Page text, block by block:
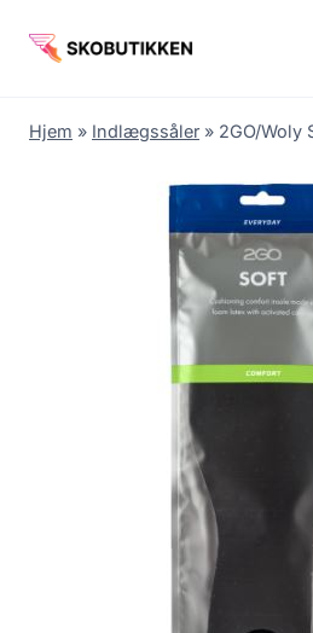
Hjem » Indlægssåler » 2GO/Woly